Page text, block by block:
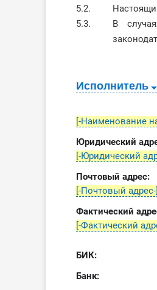
5.2.
5.3.
В
Исполнитель
[-Наименование
Юридический
[-Юридический
Почтовый адрес:
[-Почтовый адрес-]
Фактический
[-Фактический
БИК:
Банк: